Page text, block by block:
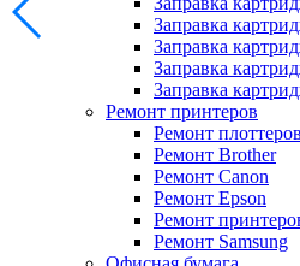
Заправка
Заправка
Заправка
Заправка
Ремонт принтеров
Ремонт
Ремонт Brother
Ремонт Canon
Ремонт Epson
Ремонт
Ремонт Samsung